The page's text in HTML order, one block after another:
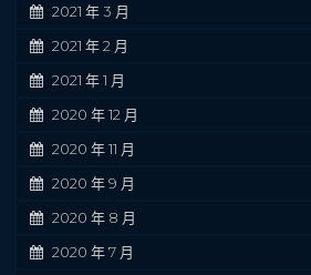
2021 年 3 月
2021 年 2 月
2021 年 1 月
2020 年 12 月
2020 年 11 月
2020 年 9 月
2020 年 8 月
2020 年 7 月